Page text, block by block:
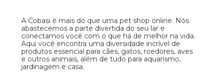
A Cobasi é mais do que uma pet shop online. Nós
abastecemos a parte divertida do seu lar e
conectamos você com o que há de melhor na vida.
Aqui você encontra uma diversidade incrível de
produtos essencial para cães, gatos, roedores, aves
e outros animais, além de tudo para aquarismo,
jardinagem e casa.